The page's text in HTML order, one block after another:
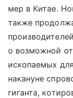
мер в Китае.
также
о возможной
ископаемых
накануне
гиганта,